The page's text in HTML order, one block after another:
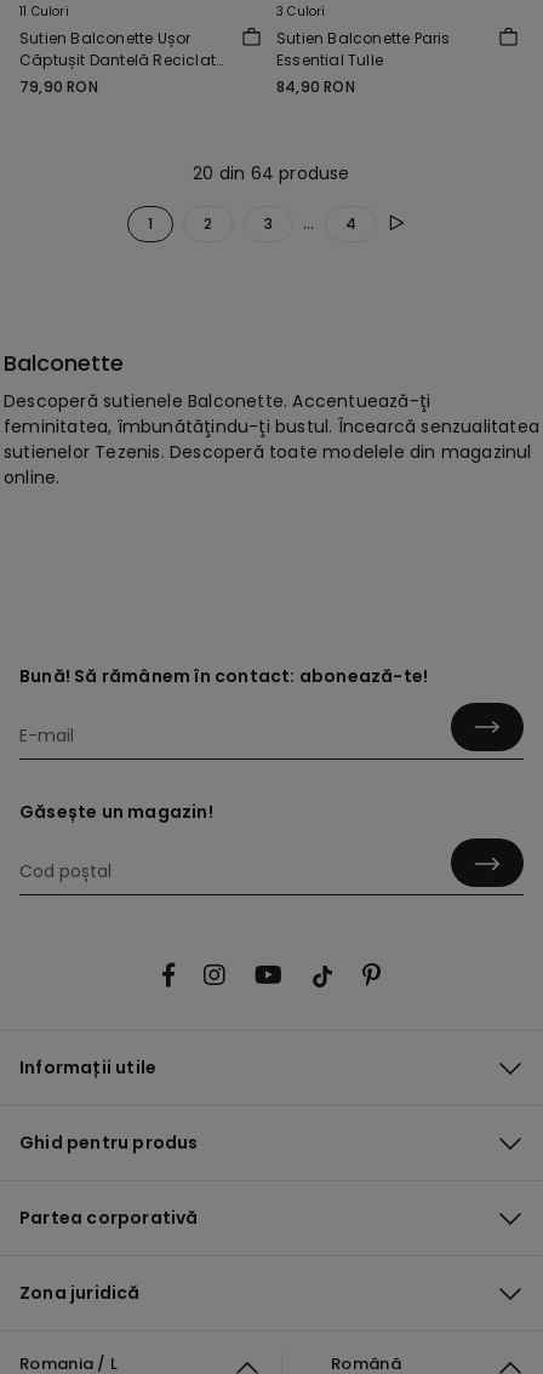
11 Culori
Sutien Balconette Ușor
Căptușit Dantelă Reciclată
Wien
79,90 RON
3 Culori
Sutien Balconette Paris
Essential Tulle
84,90 RON
20 din 64 produse
1 2 3 ... 4
Balconette
Descoperă sutienele Balconette. Accentuează-ţi
feminitatea, îmbunătăţindu-ţi bustul. Încearcă senzualitatea
sutienelor Tezenis. Descoperă toate modelele din magazinul
online.
Bună! Să rămânem în contact: abonează-te!
Găsește un magazin!
Informații utile
Ghid pentru produs
Partea corporativă
Zona juridică
Romania / L Română